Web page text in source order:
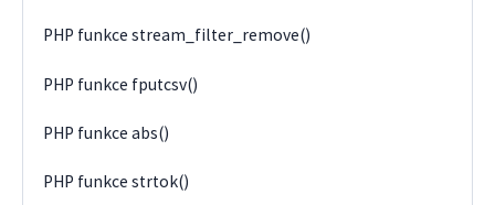
PHP funkce stream_filter_remove()
PHP funkce fputcsv()
PHP funkce abs()
PHP funkce strtok()